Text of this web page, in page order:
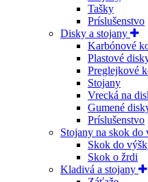
Tašky
Príslušenstvo
Disky a stojany
Karbónové
Plastové
Preglejkové
Stojany
Vrecká na
Gumené
Príslušenstvo
Stojany na skok do
Skok do
Skok o žrdi
Kladivá a stojany